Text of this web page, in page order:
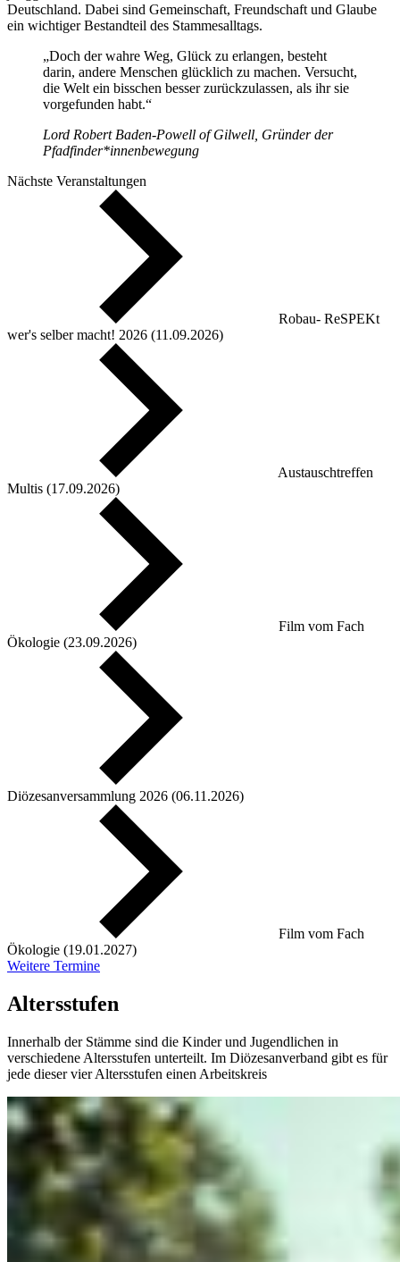
Deutschland. Dabei sind Gemeinschaft, Freundschaft und Glaube
ein wichtiger Bestandteil des Stammesalltags.
„Doch der wahre Weg, Glück zu erlangen, besteht
darin, andere Menschen glücklich zu machen. Versucht,
die Welt ein bisschen besser zurückzulassen, als ihr sie
vorgefunden habt.“
Lord Robert Baden-Powell of Gilwell, Gründer der
Pfadfinder*innenbewegung
Nächste Veranstaltungen
Robau- ReSPEKt
wer's selber macht! 2026 (11.09.2026)
Austauschtreffen
Multis (17.09.2026)
Film vom Fach
Ökologie (23.09.2026)
Diözesanversammlung 2026 (06.11.2026)
Film vom Fach
Ökologie (19.01.2027)
Weitere Termine
Altersstufen
Innerhalb der Stämme sind die Kinder und Jugendlichen in
verschiedene Altersstufen unterteilt. Im Diözesanverband gibt es für
jede dieser vier Altersstufen einen Arbeitskreis